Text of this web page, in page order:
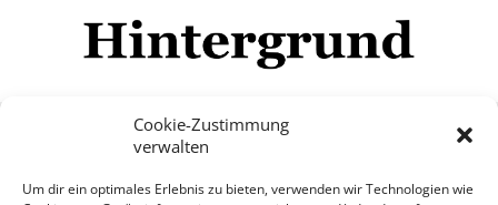
Cookie-Zustimmung
verwalten
Um dir ein optimales Erlebnis zu bieten, verwenden wir Technologien wie